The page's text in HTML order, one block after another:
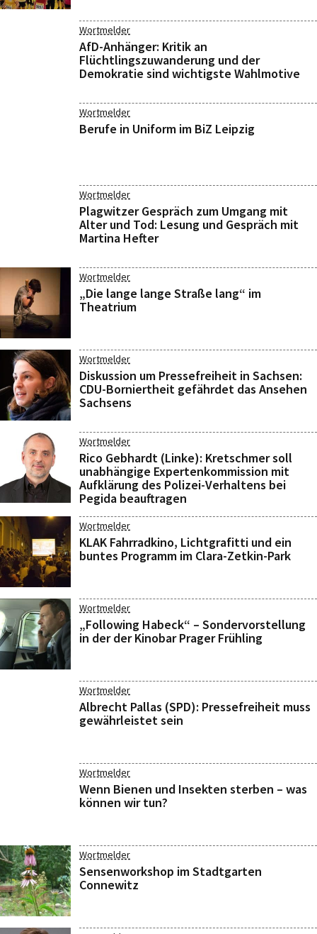
Wortmelder
AfD-Anhänger: Kritik an
Flüchtlingszuwanderung und der
Demokratie sind wichtigste Wahlmotive
Wortmelder
Berufe in Uniform im BiZ Leipzig
Wortmelder
Plagwitzer Gespräch zum Umgang mit
Alter und Tod: Lesung und Gespräch mit
Martina Hefter
Wortmelder
„Die lange lange Straße lang“ im
Theatrium
Wortmelder
Diskussion um Pressefreiheit in Sachsen:
CDU-Borniertheit gefährdet das Ansehen
Sachsens
Wortmelder
Rico Gebhardt (Linke): Kretschmer soll
unabhängige Expertenkommission mit
Aufklärung des Polizei-Verhaltens bei
Pegida beauftragen
Wortmelder
KLAK Fahrradkino, Lichtgrafitti und ein
buntes Programm im Clara-Zetkin-Park
Wortmelder
„Following Habeck“ – Sondervorstellung
in der der Kinobar Prager Frühling
Wortmelder
Albrecht Pallas (SPD): Pressefreiheit muss
gewährleistet sein
Wortmelder
Wenn Bienen und Insekten sterben – was
können wir tun?
Wortmelder
Sensenworkshop im Stadtgarten
Connewitz